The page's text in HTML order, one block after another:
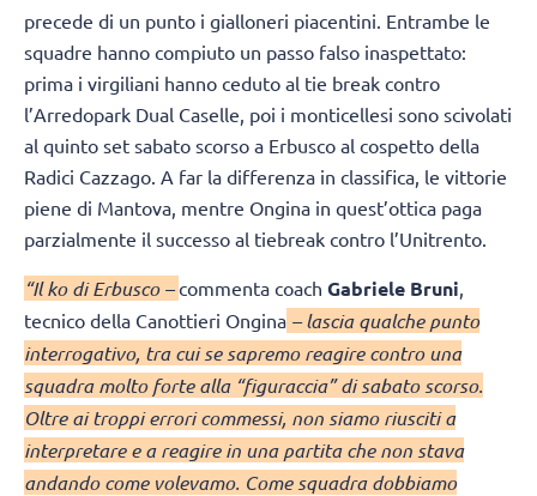
precede di un punto i gialloneri piacentini. Entrambe le
squadre hanno compiuto un passo falso inaspettato:
prima i virgiliani hanno ceduto al tie break contro
l’Arredopark Dual Caselle, poi i monticellesi sono scivolati
al quinto set sabato scorso a Erbusco al cospetto della
Radici Cazzago. A far la differenza in classifica, le vittorie
piene di Mantova, mentre Ongina in quest’ottica paga
parzialmente il successo al tiebreak contro l’Unitrento.
“Il ko di Erbusco –commenta coach Gabriele Bruni
tecnico della Canottieri Ongina – lascia qualche punto
interrogativo, tra cui se sapremo reagire contro una
squadra molto forte alla “figuraccia” di sabato scorso.
Oltre ai troppi errori commessi, non siamo riusciti a
interpretare e a reagire in una partita che non stava
andando come volevamo. Come squadra dobbiamo